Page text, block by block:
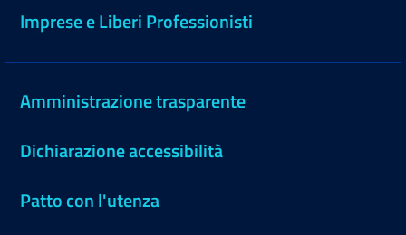
Imprese e Liberi Professionisti
Amministrazione trasparente
Dichiarazione accessibilità
Patto con l'utenza